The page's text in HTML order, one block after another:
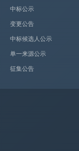
中标公示
变更公告
中标候选人公示
单一来源公示
征集公告